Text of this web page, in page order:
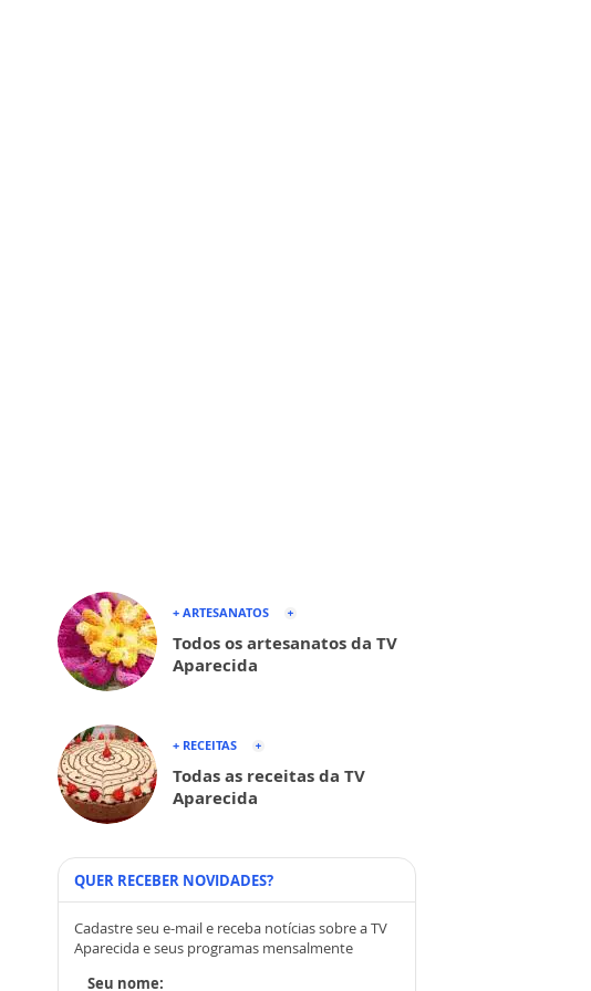
+ ARTESANATOS
Todos os artesanatos da TV
Aparecida
+ RECEITAS
Todas as receitas da TV
Aparecida
QUER RECEBER NOVIDADES?
Cadastre seu e-mail e receba notícias sobre a TV
Aparecida e seus programas mensalmente
Seu nome: